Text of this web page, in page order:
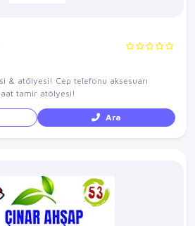
& atölyesi! Cep telefonu aksesuarı
tamir atölyesi!
Ara